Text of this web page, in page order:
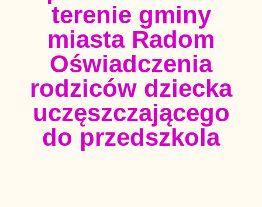
terenie gminy
miasta Radom
Oświadczenia
rodziców dziecka
uczęszczającego
do przedszkola